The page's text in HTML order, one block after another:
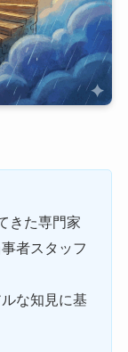
きた専門家
者スタッフ
な知見に基